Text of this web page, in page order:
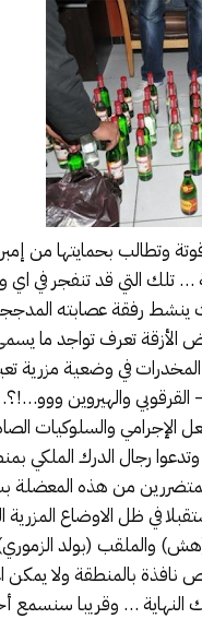
وتطالب بحمايتها من
تلك التي قد تنفجر في
ينشط رفقة عصابته
تعرف تواجد ما
في وضعية مزرية
والهيروين ووو…!؟.
الإجرامي
رجال الدرك الملكي
من هذه المعضلة
في ظل الاوضاع المزرية
والملقب (بولد
بالمنطقة ولا يمكن
… وقريبا سنسمع